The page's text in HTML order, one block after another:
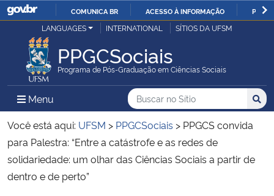
IR
O
COMUNICA BR ACESSO À INFORMAÇÃO
Ministério da Justiça e Segurança Pública
Ministério da Defesa
Ministério das Relações Exteriores
Ministério da Economia
Ministério da Infraestrutura
LANGUAGES INTERNATIONAL SÍTIOS DA UFSM
PPGCSociais
Programa de Pós-Graduação em Ciências Sociais
Menu Menu Principal do Sítio
Busca
Buscar no no Sítio
Busca:
Você está aqui: UFSM > PPGCSociais > PPGCS convida
para Palestra: “Entre a catástrofe e as redes de
solidariedade: um olhar das Ciências Sociais a partir de
dentro e de perto”